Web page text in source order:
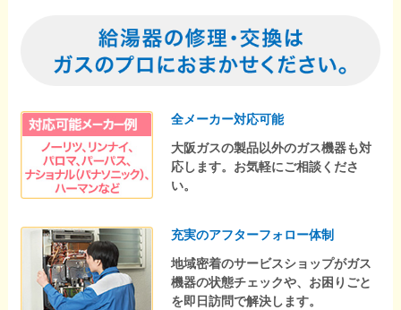
全メーカー対応可能
大阪ガスの製品以外のガス機器も対
応します。お気軽にご相談くださ
い。
充実のアフターフォロー体制
地域密着のサービスショップがガス
機器の状態チェックや、お困りごと
を即日訪問で解決します。